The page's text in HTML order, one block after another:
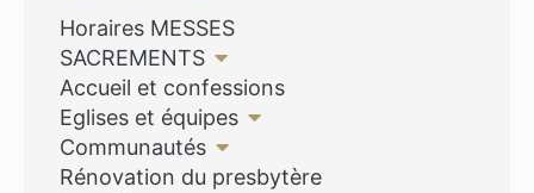
Horaires MESSES
SACREMENTS
Accueil et confessions
Eglises et équipes
Communautés
Rénovation du presbytère